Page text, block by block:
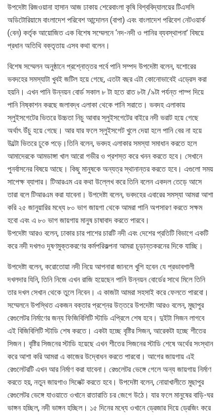
উপদেষ্টা রিজওয়ানা হাসান আজ ঢাকায় শেরেবাংলা কৃষি বিশ্ববিদ্যালয়ের টিএসসি
অডিটোরিয়ামে বাংলাদেশ পরিবেশ আন্দোলন (বাপা) এবং বাংলাদেশ পরিবেশ নেটওয়ার্ক
(বেন) কর্তৃক আয়োজিত এক বিশেষ সম্মেলনে ‘নদ-নদী ও পানির ব্যবস্থাপনা’ বিষয়ে
প্রধান অতিথি বক্তৃতায় এসব কথা বলেন।
বিশেষ সম্মেলন অনুষ্ঠানে প্রশ্নোত্তর পর্বে পানি সম্পদ উপদেষ্টা বলেন, যশোরের
ভবদহের সমস্যাটা খুবই জটিল হয়ে গেছে, এতটা বছর এটা কোনোভাবেই এড্রেস করা
হয়নি। এখন পানি উন্নয়ন বোর্ড সকাল ৮ টা হতে রাত ৮টা /৯টা পর্যন্ত পাম্প দিয়ে
পানি নিষ্কাশন করছে জলাবদ্ধ এলাকা থেকে পানি সরাতে। ভবদহ এলাকায়
স্লুইসগেটের ভিতরে উচ্চতা নিচু আবার স্লুইসগেটের বাইরে নদী ভরাট হয়ে গেছে
অর্থাৎ উঁচু হয়ে গেছে। আর যার ফলে স্লুইসগেট খুলে দেয়া হলে পানি বের না হয়ে
উল্টো ভিতরে ঢুকে পড়ে।তিনি বলেন, ভবদহ এলাকার সমস্যা সমাধান করতে হলে
আমাদেরকে আমডাঙ্গা খাল আরো গভীর ও প্রশস্ত করে খনন করতে হবে। সেখানে
পুনর্বাসনের বিষয়ে আছে। কিছু মানুষকে অন্যত্র স্থানান্তর করতে হবে। এগুলো সময়
সাপেক্ষ ব্যাপার। টিআরএম এর কথা উল্লেখ করে তিনি বলেন একদল তেড়ে আসে
তারা বলে টিআরএম করা যাবেনা। উপদেষ্টা বলেন, ভবদহের এবারের সমস্যা আমরা আশা
করি ২৫ জানুয়ারির মধ্যে ৮০ ভাগ জায়গা থেকে আমরা পানি অপসারণ করতে সক্ষম
হবো এবং এ ৮০ ভাগ জায়গায় মানুষ চাষাবাদ করতে পারবে।
উপদেষ্টা আরও বলেন, ঢাকার চার পাশের চারটি নদী এবং দেশের প্রতিটি বিভাগে একটি
করে নদী দখলও দূষণমুক্তকরণের কর্মপরিকল্পনা আমরা চূড়ান্তকরনের দিকে যাচ্ছি।
উপদেষ্টা বলেন, করোতোয়া নদী নিয়ে আপনারা জানলে খুশি হবেন যে প্রভাবশালী
দখলদার যিনি, তিনি নিজে এখন রাজি হয়েছেন পানি উন্নয়ন বোর্ডের সাথে মিলে তিনি
তার দখল সেখান থেকে তুলে নিবেন। এ কাজটা আমরা সহসাই করে ফেলতে পারবো।
সম্মেলনে উপস্থিত একজন বক্তার প্রশ্নের উত্তরে উপদেষ্টা আরও বলেন, মুছাপুর
রেগুলেটর নির্মাণের জন্য ফিজিবিলিটি স্টাডি এপ্রিলে শেষ হবে। দুইটা সিজন লাগবে
এই বিজিবিলিটি স্টাডি শেষ করতে। একটা হচ্ছে বৃষ্টির সিজন, আরেকটা হচ্ছে শীতের
সিজন। বৃষ্টির সিজনের স্টাডি হয়েছে এখন শীতের সিজনের স্টাডি শেষে অর্থের সংস্থান
করে আশা করি আমরা এ কাজের উদ্বোধন করতে পারবো। আগের জায়গায় এই
রেগুলেটরটি এখন আর নির্মাণ করা যাবেনা। রেগুলেটর ভেঙ্গে গেলে অন্য জায়গায় নির্মাণ
করতে হয়, নতুন জায়গাও সিলেক্ট করতে হবে। উপদেষ্টা বলেন, নোয়াখালীতে মুছাপুর
রেগুলেটর ভেঙ্গে যাওয়াতে ওখানে রাতারাতি চর জেগে উঠে। যার ফলে মানুষের বাড়ি-ঘর
ভাঙ্গন হচ্ছিল, নদী ভাঙ্গন হচ্ছিল। ১৫ দিনের মধ্যে ওখানে ড্রেজার দিয়ে ড্রেজিং করে